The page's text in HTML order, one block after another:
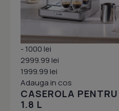
- 1000 lei
2999.99 lei
1999.99 lei
Adauga in cos
CASEROLA
1.8 L